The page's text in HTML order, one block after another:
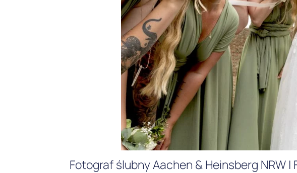
Fotograf ślubny Aachen & Heinsberg NRW